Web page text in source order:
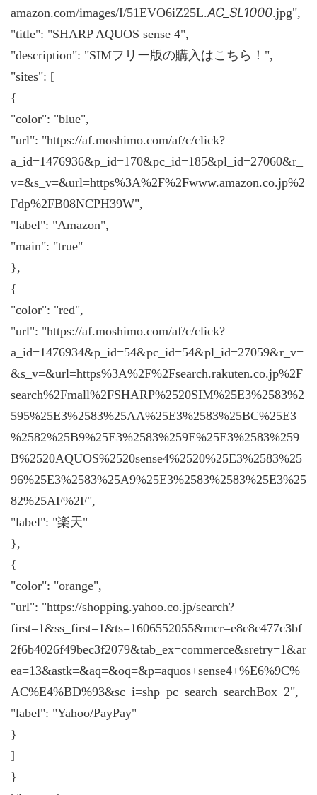
amazon.com/images/I/51EVO6iZ25L.AC_SL1000.jpg",
"title": "SHARP AQUOS sense 4",
"description": "SIMフリー版の購入はこちら！",
"sites": [
{
"color": "blue",
"url": "https://af.moshimo.com/af/c/click?
a_id=1476936&p_id=170&pc_id=185&pl_id=27060&r_
v=&s_v=&url=https%3A%2F%2Fwww.amazon.co.jp%2
Fdp%2FB08NCPH39W",
"label": "Amazon",
"main": "true"
},
{
"color": "red",
"url": "https://af.moshimo.com/af/c/click?
a_id=1476934&p_id=54&pc_id=54&pl_id=27059&r_v=
&s_v=&url=https%3A%2F%2Fsearch.rakuten.co.jp%2F
search%2Fmall%2FSHARP%2520SIM%25E3%2583%2
595%25E3%2583%25AA%25E3%2583%25BC%25E3
%2582%25B9%25E3%2583%259E%25E3%2583%259
B%2520AQUOS%2520sense4%2520%25E3%2583%25
96%25E3%2583%25A9%25E3%2583%2583%25E3%25
82%25AF%2F",
"label": "楽天"
},
{
"color": "orange",
"url": "https://shopping.yahoo.co.jp/search?
first=1&ss_first=1&ts=1606552055&mcr=e8c8c477c3bf
2f6b4026f49bec3f2079&tab_ex=commerce&sretry=1&ar
ea=13&astk=&aq=&oq=&p=aquos+sense4+%E6%9C%
AC%E4%BD%93&sc_i=shp_pc_search_searchBox_2",
"label": "Yahoo/PayPay"
}
]
}